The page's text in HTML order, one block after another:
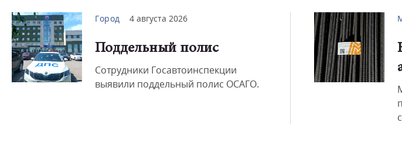
Город 4 августа 2026
Поддельный полис
Сотрудники Госавтоинспекции
выявили поддельный полис ОСАГО.